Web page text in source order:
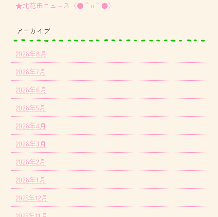
★北花田ニュ～ス（●＾o＾●）
アーカイブ
2026年8月
2026年7月
2026年6月
2026年5月
2026年4月
2026年3月
2026年2月
2026年1月
2025年12月